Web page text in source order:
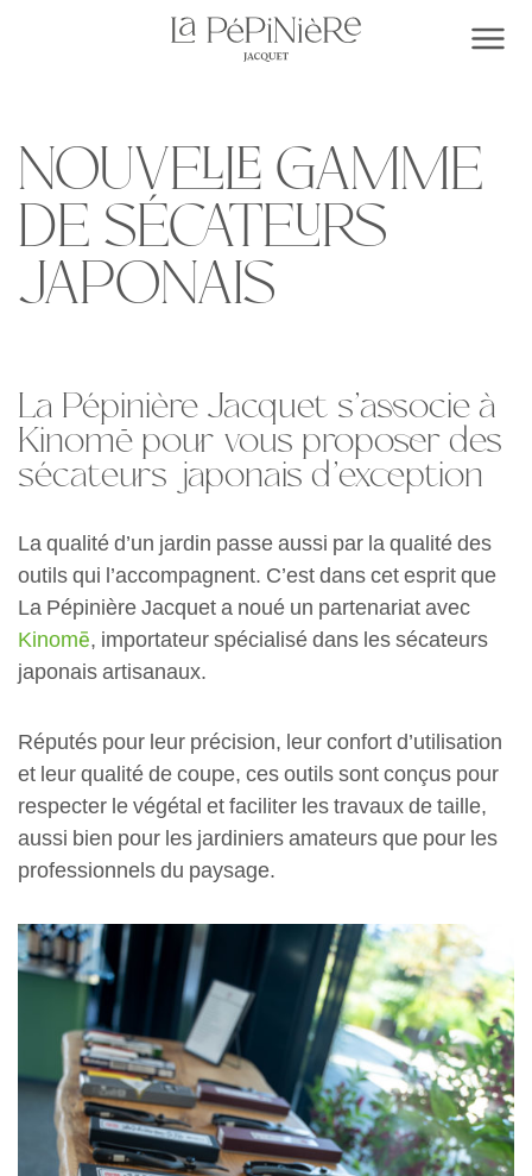
NOUVELLE GAMME
DE SÉCATEURS
JAPONAIS
La Pépinière Jacquet s’associe à
Kinomē pour vous proposer des
sécateurs japonais d’exception
La qualité d’un jardin passe aussi par la qualité des
outils qui l’accompagnent. C’est dans cet esprit que
La Pépinière Jacquet a noué un partenariat avec
Kinomē, importateur spécialisé dans les sécateurs
japonais artisanaux.
Réputés pour leur précision, leur confort d’utilisation
et leur qualité de coupe, ces outils sont conçus pour
respecter le végétal et faciliter les travaux de taille,
aussi bien pour les jardiniers amateurs que pour les
professionnels du paysage.